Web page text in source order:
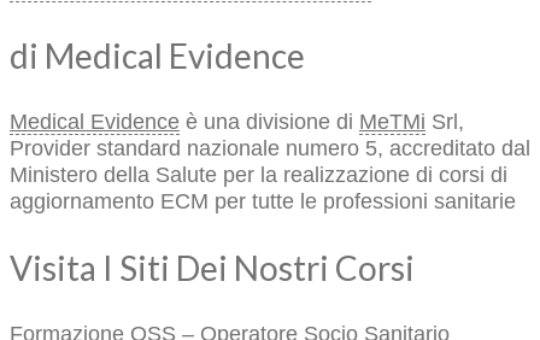
di Medical Evidence
Medical Evidence è una divisione di MeTMi Srl,
Provider standard nazionale numero 5, accreditato dal
Ministero della Salute per la realizzazione di corsi di
aggiornamento ECM per tutte le professioni sanitarie
Visita I Siti Dei Nostri Corsi
Formazione OSS – Operatore Socio Sanitario